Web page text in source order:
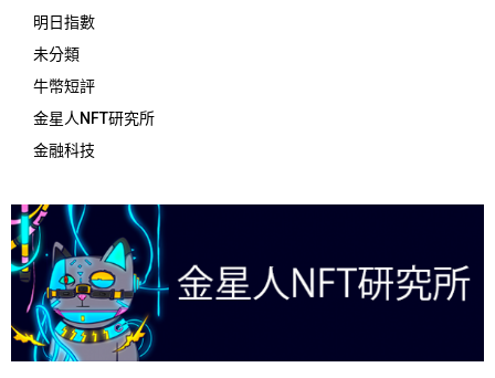
明日指數
未分類
牛幣短評
金星人NFT研究所
金融科技